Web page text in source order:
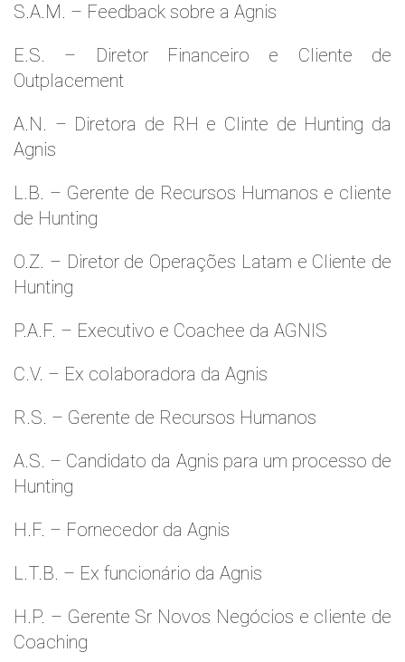
S.A.M. – Feedback sobre a Agnis
E.S. – Diretor Financeiro e Cliente de
Outplacement
A.N. – Diretora de RH e Clinte de Hunting da
Agnis
L.B. – Gerente de Recursos Humanos e cliente
de Hunting
O.Z. – Diretor de Operações Latam e Cliente de
Hunting
P.A.F. – Executivo e Coachee da AGNIS
C.V. – Ex colaboradora da Agnis
R.S. – Gerente de Recursos Humanos
A.S. – Candidato da Agnis para um processo de
Hunting
H.F. – Fornecedor da Agnis
L.T.B. – Ex funcionário da Agnis
H.P. – Gerente Sr Novos Negócios e cliente de
Coaching